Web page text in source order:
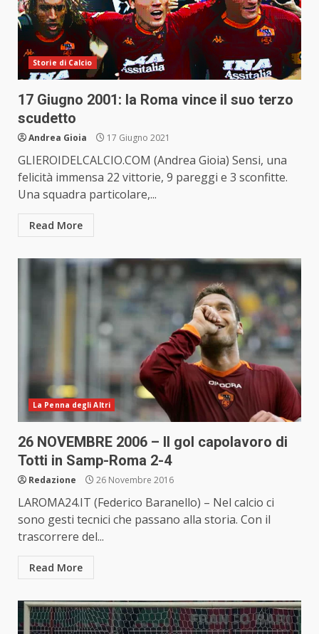
Storie di Calcio
17 Giugno 2001: la Roma vince il suo terzo
scudetto
Andrea Gioia 17 Giugno 2021
GLIEROIDELCALCIO.COM (Andrea Gioia) Sensi, una
felicità immensa 22 vittorie, 9 pareggi e 3 sconfitte.
Una squadra particolare,...
Read More
La Penna degli Altri
26 NOVEMBRE 2006 – Il gol capolavoro di
Totti in Samp-Roma 2-4
Redazione 26 Novembre 2016
LAROMA24.IT (Federico Baranello) – Nel calcio ci
sono gesti tecnici che passano alla storia. Con il
trascorrere del...
Read More